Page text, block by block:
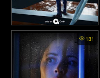
Most Dangerous Game -
เกมส์ล่าโคตรอันตราย (2020)
131